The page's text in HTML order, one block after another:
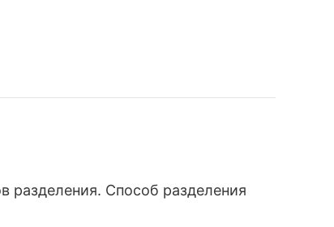
разделения. Способ разделения